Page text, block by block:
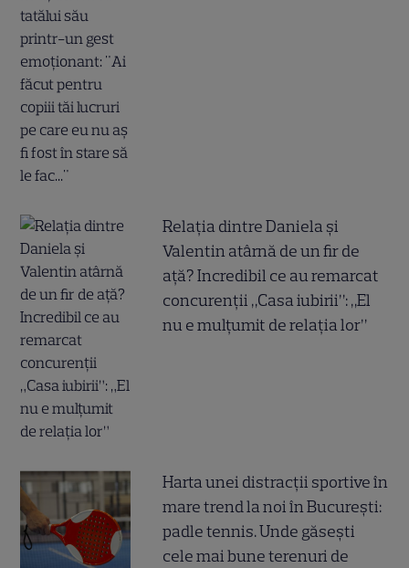
Relația dintre Daniela și
Valentin atârnă de un fir de
ață? Incredibil ce au remarcat
concurenții „Casa iubirii”: „El
nu e mulțumit de relația lor”
Harta unei distracții sportive în
mare trend la noi în București:
padle tennis. Unde găsești
cele mai bune terenuri de